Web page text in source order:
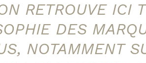
RETROUVE ICI
DES
NOTAMMENT